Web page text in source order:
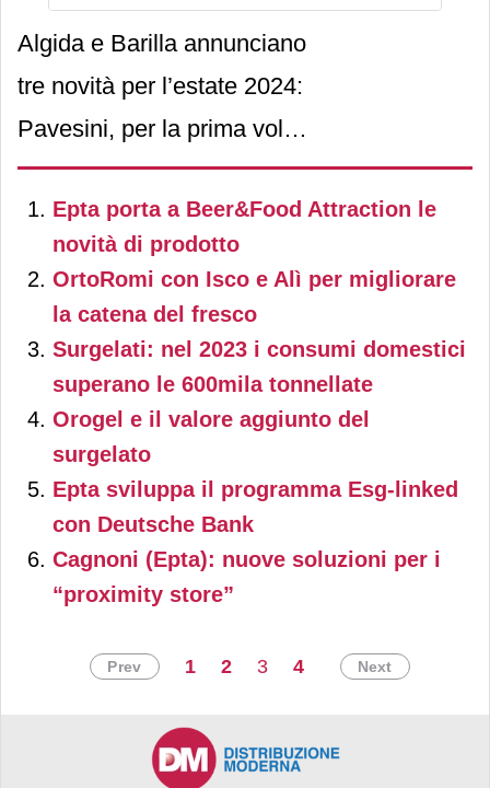
Algida e Barilla annunciano
tre novità per l’estate 2024:
Pavesini, per la prima volta
in versione ice cream,
Gocciole e Ringo nel
formato in vaschetta.
Epta porta a Beer&Food Attraction le
novità di prodotto
OrtoRomi con Isco e Alì per migliorare
la catena del fresco
Surgelati: nel 2023 i consumi domestici
superano le 600mila tonnellate
Orogel e il valore aggiunto del
surgelato
Epta sviluppa il programma Esg-linked
con Deutsche Bank
Cagnoni (Epta): nuove soluzioni per i
“proximity store”
Prev 1 2 3 4 Next